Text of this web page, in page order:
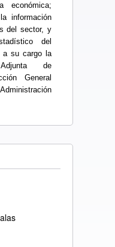
económica;
información
del sector, y
del
a su cargo la
de
General